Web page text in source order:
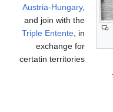
Austria-Hungary,
and join with the
Triple Entente, in
exchange for
certatin territories